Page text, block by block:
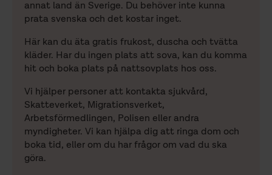
annat land än Sverige. Du behöver inte kunna
prata svenska och det kostar inget.
Här kan du äta gratis frukost, duscha och tvätta
kläder. Har du ingen plats att sova, kan du komma
hit och boka plats på nattsovplats hos oss.
Vi hjälper personer att kontakta sjukvård,
Skatteverket, Migrationsverket,
Arbetsförmedlingen, Polisen eller andra
myndigheter. Vi kan hjälpa dig att ringa dom och
boka tid, eller om du har frågor om vad du ska
göra.